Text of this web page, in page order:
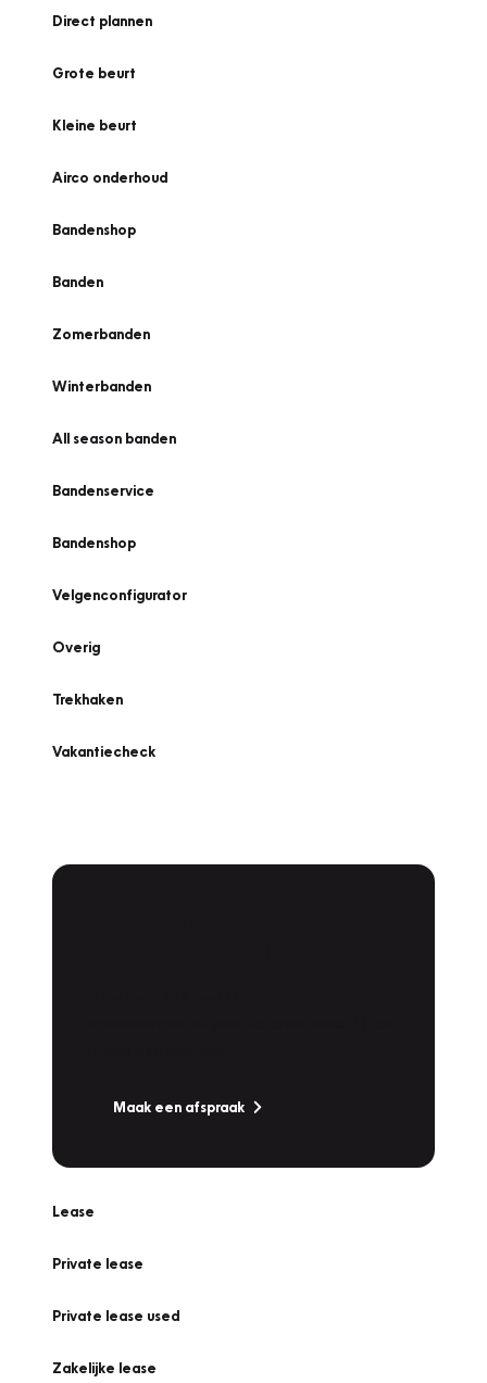
Direct plannen
Grote beurt
Kleine beurt
Airco onderhoud
Bandenshop
Banden
Zomerbanden
Winterbanden
All season banden
Bandenservice
Bandenshop
Velgenconfigurator
Overig
Trekhaken
Vakantiecheck
Maak een afspraak
Lease
Private lease
Private lease used
Zakelijke lease